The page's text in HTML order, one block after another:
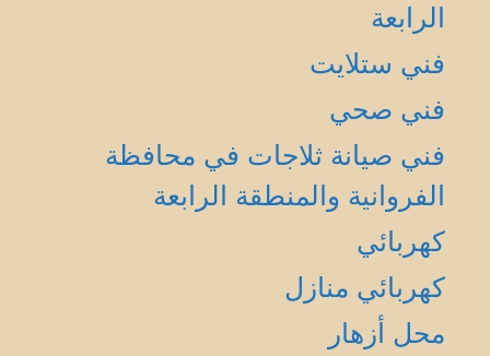
الرابعة
فني ستلايت
فني صحي
فني صيانة ثلاجات في محافظة
الفروانية والمنطقة الرابعة
كهربائي
كهربائي منازل
محل أزهار